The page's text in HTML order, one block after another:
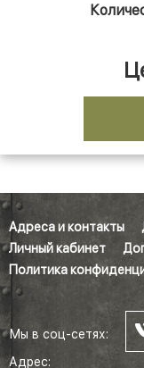
Адреса и контакты
Личный кабинет
Политика
Мы в соц-сетях:
Адрес: